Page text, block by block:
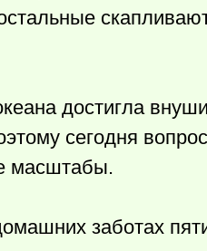
достигла
сегодня
масштабы.
заботах